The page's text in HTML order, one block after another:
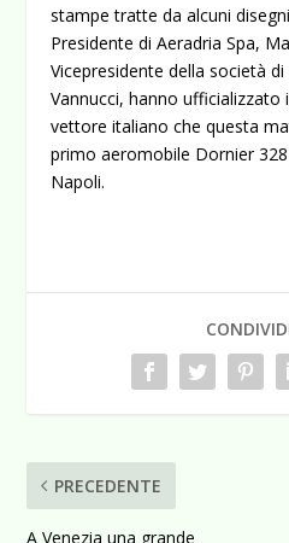
stampe tratte da alcuni
Presidente di Aeradria Spa,
Vicepresidente dellasocietà
Vannucci, hanno
vettore italiano che questa
primo aeromobile Dornier
Napoli.
PRECEDENTE
A Venezia una grande